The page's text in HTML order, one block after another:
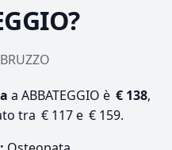
a ABBATEGGIO è € 138,
tra € 117 e € 159.